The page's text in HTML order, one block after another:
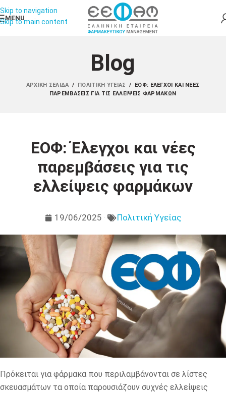
Skip to navigation
Skip to main content
MENU
Blog
ΑΡΧΙΚΉ ΣΕΛΊΔΑ / ΠΟΛΙΤΙΚΉ ΥΓΕΊΑΣ /
ΕΟΦ: ΈΛΕΓΧΟΙ ΚΑΙ ΝΈΕΣ
ΠΑΡΕΜΒΆΣΕΙΣ ΓΙΑ ΤΙΣ ΕΛΛΕΊΨΕΙΣ ΦΑΡΜΆΚΩΝ
ΕΟΦ: Έλεγχοι και νέες
παρεμβάσεις για τις
ελλείψεις φαρμάκων
19/06/2025 Πολιτική Υγείας
Πρόκειται για φάρμακα που περιλαμβάνονται σε λίστες
σκευασμάτων τα οποία παρουσιάζουν συχνές ελλείψεις